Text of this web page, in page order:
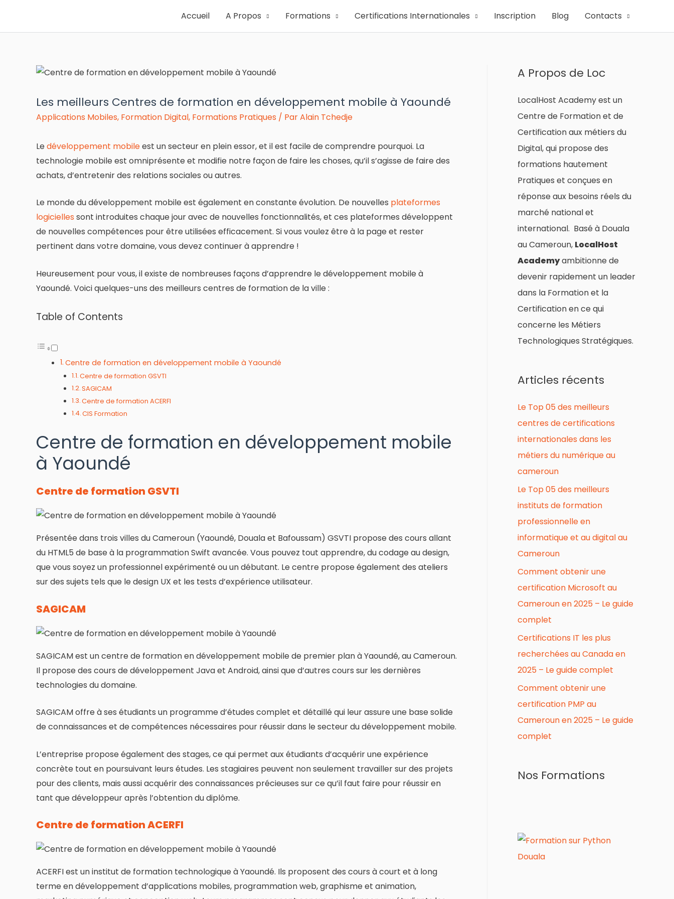
Accueil A Propos Formations Certifications Internationales Inscription Blog Contacts
Les meilleurs Centres de formation en développement mobile à Yaoundé
Applications Mobiles, Formation Digital, Formations Pratiques / ParAlain Tchedje
Ledéveloppement mobileest un secteur en plein essor, et il est facile de comprendre pourquoi. La
technologie mobile est omniprésente et modifie notre façon de faire les choses, qu’il s’agisse de faire des
achats, d’entretenir des relations sociales ou autres.
Le monde du développement mobile est également en constante évolution. De nouvelles plateformes
logicielles sont introduites chaque jour avec de nouvelles fonctionnalités, et ces plateformes développent
de nouvelles compétences pour être utilisées efficacement. Si vous voulez être à la page et rester
pertinent dans votre domaine, vous devez continuer à apprendre !
Heureusement pour vous, il existe de nombreuses façons d’apprendre le développement mobile à
Yaoundé. Voici quelques-uns des meilleurs centres de formation de la ville :
Table of Contents
Centre de formation en développement mobile à Yaoundé
Centre de formation GSVTI
SAGICAM
Centre de formation ACERFI
CIS Formation
Centre de formation en développement mobile
à Yaoundé
Centre de formation GSVTI
Présentée dans trois villes du Cameroun (Yaoundé, Douala et Bafoussam) GSVTI propose des cours allant
du HTML5 de base à la programmation Swift avancée. Vous pouvez tout apprendre, du codage au design,
que vous soyez un professionnel expérimenté ou un débutant. Le centre propose également des ateliers
sur des sujets tels que le design UX et les tests d’expérience utilisateur.
SAGICAM
SAGICAM est un centre de formation en développement mobile de premier plan à Yaoundé, au Cameroun.
Il propose des cours de développement Java et Android, ainsi que d’autres cours sur les dernières
technologies du domaine.
SAGICAM offre à ses étudiants un programme d’études complet et détaillé qui leur assure une base solide
de connaissances et de compétences nécessaires pour réussir dans le secteur du développement mobile.
L’entreprise propose également des stages, ce qui permet aux étudiants d’acquérir une expérience
concrète tout en poursuivant leurs études. Les stagiaires peuvent non seulement travailler sur des projets
pour des clients, mais aussi acquérir des connaissances précieuses sur ce qu’il faut faire pour réussir en
tant que développeur après l’obtention du diplôme.
Centre de formation ACERFI
ACERFI est un institut de formation technologique à Yaoundé. Ils proposent des cours à court et à long
terme en développement d’applications mobiles, programmation web, graphisme et animation,
A Propos de Loc
LocalHost Academy est un
Centre de Formation et de
Certification aux métiers du
Digital, qui propose des
formations hautement
Pratiques et conçues en
réponse aux besoins réels du
marché national et
international. Basé à Douala
au Cameroun, LocalHost
Academyambitionne de
devenir rapidement un leader
dans la Formation et la
Certification en ce qui
concerne les Métiers
Technologiques Stratégiques.
Articles récents
Le Top 05 des meilleurs
centres de certifications
internationales dans les
métiers du numérique au
cameroun
Le Top 05 des meilleurs
instituts de formation
professionnelle en
informatique et au digital au
Cameroun
Comment obtenir une
certification Microsoft au
Cameroun en 2025 – Le guide
complet
Certifications IT les plus
recherchées au Canada en
2025 – Le guide complet
Comment obtenir une
certification PMP au
Cameroun en 2025 – Le guide
complet
Nos Formations